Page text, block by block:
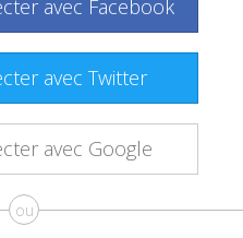
avec Facebook
avec Twitter
avec Google
ou